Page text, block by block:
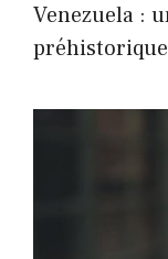
Venezuela :
préhistorique